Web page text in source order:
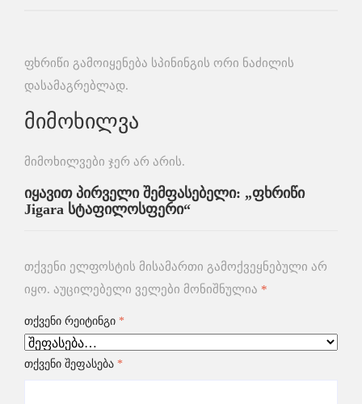
ფხრიწი გამოიყენება სპინინგის ორი ნაძილის
დასამაგრებლად.
მიმოხილვა
მიმოხილვები ჯერ არ არის.
იყავით პირველი შემფასებელი: „ფხრიწი
Jigara სტაფილოსფერი“
თქვენი ელფოსტის მისამართი გამოქვეყნებული არ
იყო. აუცილებელი ველები მონიშნულია *
თქვენი რეიტინგი *
თქვენი შეფასება *